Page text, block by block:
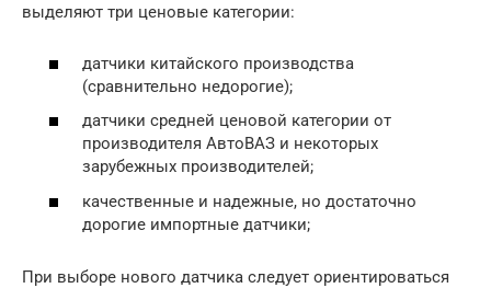
выделяют три ценовые категории:
датчики китайского производства
(сравнительно недорогие);
датчики средней ценовой категории от
производителя АвтоВАЗ и некоторых
зарубежных производителей;
качественные и надежные, но достаточно
дорогие импортные датчики;
При выборе нового датчика следует ориентироваться